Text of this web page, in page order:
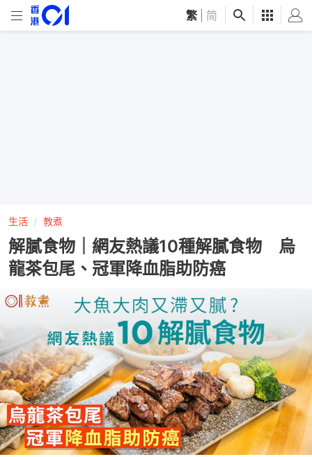
繁 简
生活 教煮
解膩食物｜網友熱議10種解膩食物 烏
龍茶包尾、冠軍降血脂助防癌